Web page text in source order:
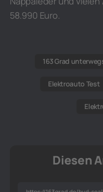
58.990 Euro.
163 Grad
Elektroauto Test
Diesen